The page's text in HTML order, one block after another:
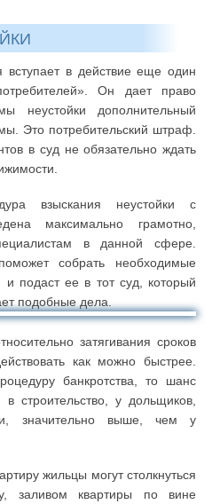
вступает в действие еще один
Он дает право
неустойки дополнительный
Это потребительский штраф.
в суд не обязательно ждать
взыскания неустойки с
максимально грамотно,
в данной сфере.
собрать необходимые
и подаст ее в тот суд, который
подобные дела.
затягивания сроков
как можно быстрее.
банкротства, то шанс
строительство, у дольщиков,
значительно выше, чем у
жильцы могут столкнуться
заливом квартиры по вине